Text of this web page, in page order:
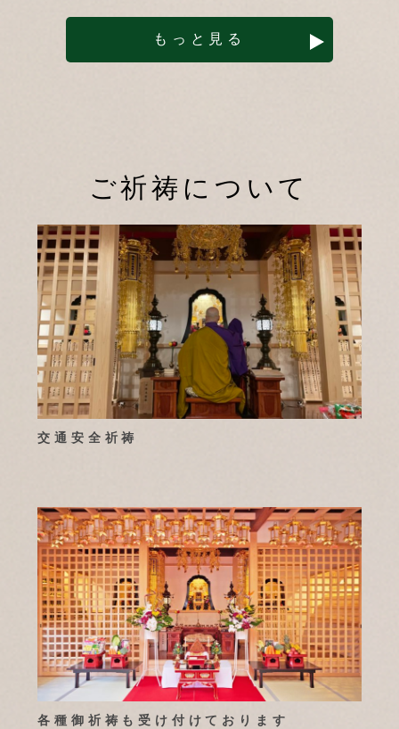
もっと見る
ご祈祷について
交通安全祈祷
各種御祈祷も受け付けております